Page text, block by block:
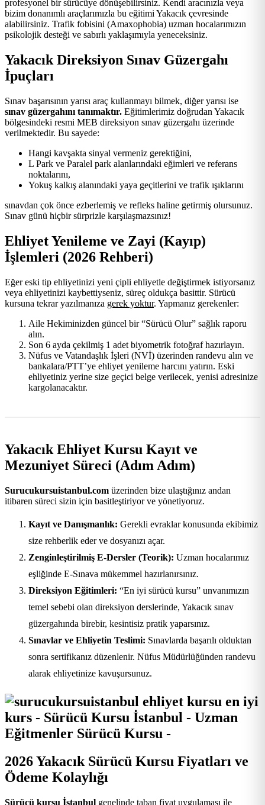
profesyonel bir sürücüye dönüşebilirsiniz. Kendi aracınızla veya
bizim donanımlı araçlarımızla bu eğitimi Yakacık çevresinde
alabilirsiniz. Trafik fobisini (Amaxophobia) uzman hocalarımızın
psikolojik desteği ve sabırlı yaklaşımıyla yeneceksiniz.
Yakacık Direksiyon Sınav Güzergahı
İpuçları
Sınav başarısının yarısı araç kullanmayı bilmek, diğer yarısı ise
sınav güzergahını tanımaktır. Eğitimlerimiz doğrudan Yakacık
bölgesindeki resmi MEB direksiyon sınav güzergahı üzerinde
verilmektedir. Bu sayede:
Hangi kavşakta sinyal vermeniz gerektiğini,
L Park ve Paralel park alanlarındaki eğimleri ve referans
noktalarını,
Yokuş kalkış alanındaki yaya geçitlerini ve trafik ışıklarını
sınavdan çok önce ezberlemiş ve refleks haline getirmiş olursunuz.
Sınav günü hiçbir sürprizle karşılaşmazsınız!
Ehliyet Yenileme ve Zayi (Kayıp)
İşlemleri (2026 Rehberi)
Eğer eski tip ehliyetinizi yeni çipli ehliyetle değiştirmek istiyorsanız
veya ehliyetinizi kaybettiyseniz, süreç oldukça basittir. Sürücü
kursuna tekrar yazılmanıza gerek yoktur. Yapmanız gerekenler:
Aile Hekiminizden güncel bir “Sürücü Olur” sağlık raporu
alın.
Son 6 ayda çekilmiş 1 adet biyometrik fotoğraf hazırlayın.
Nüfus ve Vatandaşlık İşleri (NVİ) üzerinden randevu alın ve
bankalara/PTT’ye ehliyet yenileme harcını yatırın. Eski
ehliyetiniz yerine size geçici belge verilecek, yenisi adresinize
kargolanacaktır.
Yakacık Ehliyet Kursu Kayıt ve
Mezuniyet Süreci (Adım Adım)
Surucukursuistanbul.com üzerinden bize ulaştığınız andan
itibaren süreci sizin için basitleştiriyor ve yönetiyoruz.
Kayıt ve Danışmanlık: Gerekli evraklar konusunda ekibimiz
size rehberlik eder ve dosyanızı açar.
Zenginleştirilmiş E-Dersler (Teorik): Uzman hocalarımız
eşliğinde E-Sınava mükemmel hazırlanırsınız.
Direksiyon Eğitimleri: “En iyi sürücü kursu” unvanımızın
temel sebebi olan direksiyon derslerinde, Yakacık sınav
güzergahında birebir, kesintisiz pratik yaparsınız.
Sınavlar ve Ehliyetin Teslimi: Sınavlarda başarılı olduktan
sonra sertifikanız düzenlenir. Nüfus Müdürlüğünden randevu
alarak ehliyetinize kavuşursunuz.
2026 Yakacık Sürücü Kursu Fiyatları ve
Ödeme Kolaylığı
Sürücü kursu İstanbul genelinde taban fiyat uygulaması ile